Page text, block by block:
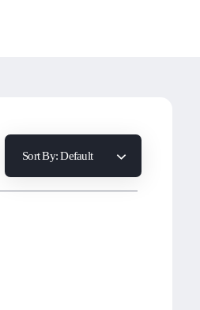
Sort By:Default